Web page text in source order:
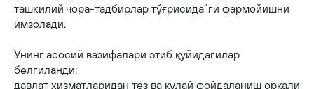
ташкилий чора-тадбирлар тўғрисида”ги фармойишни
имзолади.
Унинг асосий вазифалари этиб қуйидагилар
белгиланди:
давлат хизматларидан тез ва қулай фойдаланиш орқали